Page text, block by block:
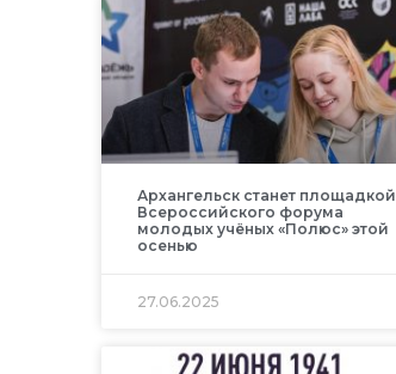
Архангельск станет площадкой
Всероссийского форума
молодых учёных «Полюс» этой
осенью
27.06.2025